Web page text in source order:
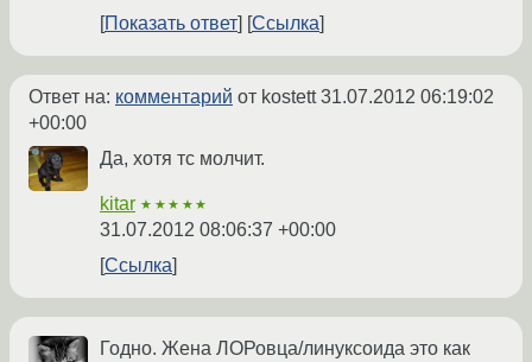
Показать ответ
Ссылка
Ответ на: комментарий от kostett31.07.2012 06:19:02
+00:00
Да, хотя тс молчит.
kitar ★★★★★
31.07.2012 08:06:37 +00:00
Ссылка
Годно. Жена ЛОРовца/линуксоида это как